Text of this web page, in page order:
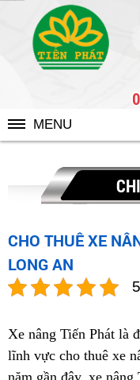
MENU
CHO THUÊ XE
LONG AN
Xe nâng Tiến Phát là
lĩnh vực cho thuê xe
năm gần đây, xe